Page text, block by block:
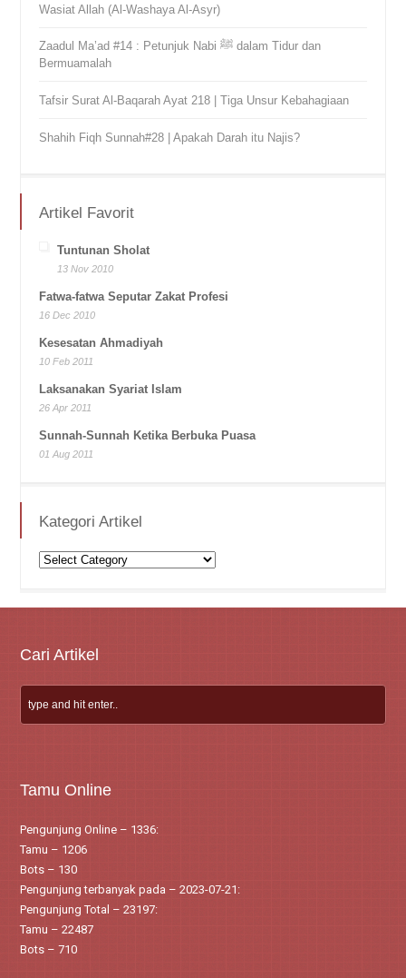
Wasiat Allah (Al-Washaya Al-Asyr)
Zaadul Ma’ad #14 : Petunjuk Nabi ﷺ dalam Tidur dan
Bermuamalah
Tafsir Surat Al-Baqarah Ayat 218 | Tiga Unsur Kebahagiaan
Shahih Fiqh Sunnah#28 | Apakah Darah itu Najis?
Artikel Favorit
Tuntunan Sholat
13 Nov 2010
Fatwa-fatwa Seputar Zakat Profesi
16 Dec 2010
Kesesatan Ahmadiyah
10 Feb 2011
Laksanakan Syariat Islam
26 Apr 2011
Sunnah-Sunnah Ketika Berbuka Puasa
01 Aug 2011
Kategori Artikel
Kategori
Cari Artikel
Tamu Online
Pengunjung Online – 1336:
Tamu – 1206
Bots – 130
Pengunjung terbanyak pada – 2023-07-21:
Pengunjung Total – 23197:
Tamu – 22487
Bots – 710